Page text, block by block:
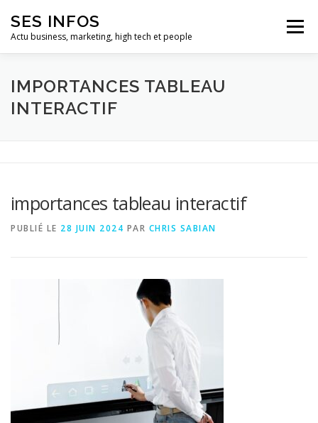
contenu
SES INFOS
Actu business, marketing, high tech et people
Menu
BUSINESS MARKETING
IMPORTANCES TABLEAU
INTERACTIF
importances tableau interactif
PUBLIÉ LE 28 JUIN 2024 PAR CHRIS SABIAN